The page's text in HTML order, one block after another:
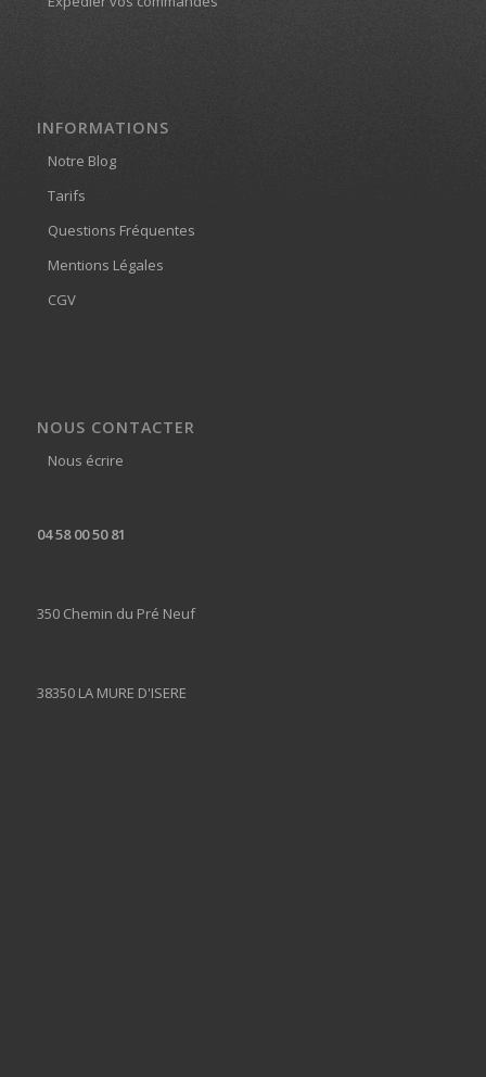
INFORMATIONS
Notre Blog
Tarifs
Questions Fréquentes
Mentions Légales
CGV
NOUS CONTACTER
Nous écrire
04 58 00 50 81
350 Chemin du Pré Neuf
38350 LA MURE D'ISERE